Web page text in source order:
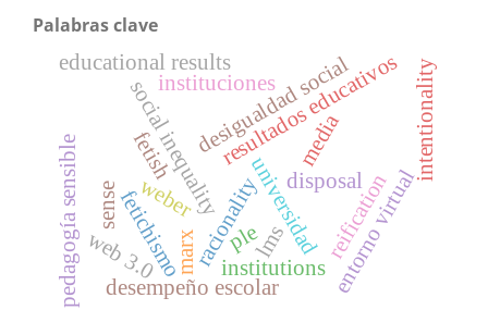
Palabras clave
universidad
fetichismo
resultados educativos
desempeño escolar
social inequalitydesigualdad social
racionality
weber
institutions
instituciones
fetish disposalreification
marx
educational results
media
plelms entorno virtual
web 3.0
pedagogía sensible
intentionality
sense